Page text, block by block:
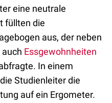
eine neutrale
füllten die
aus, der neben
Essgewohnheiten
In einem
Studienleiter die
auf ein Ergometer.